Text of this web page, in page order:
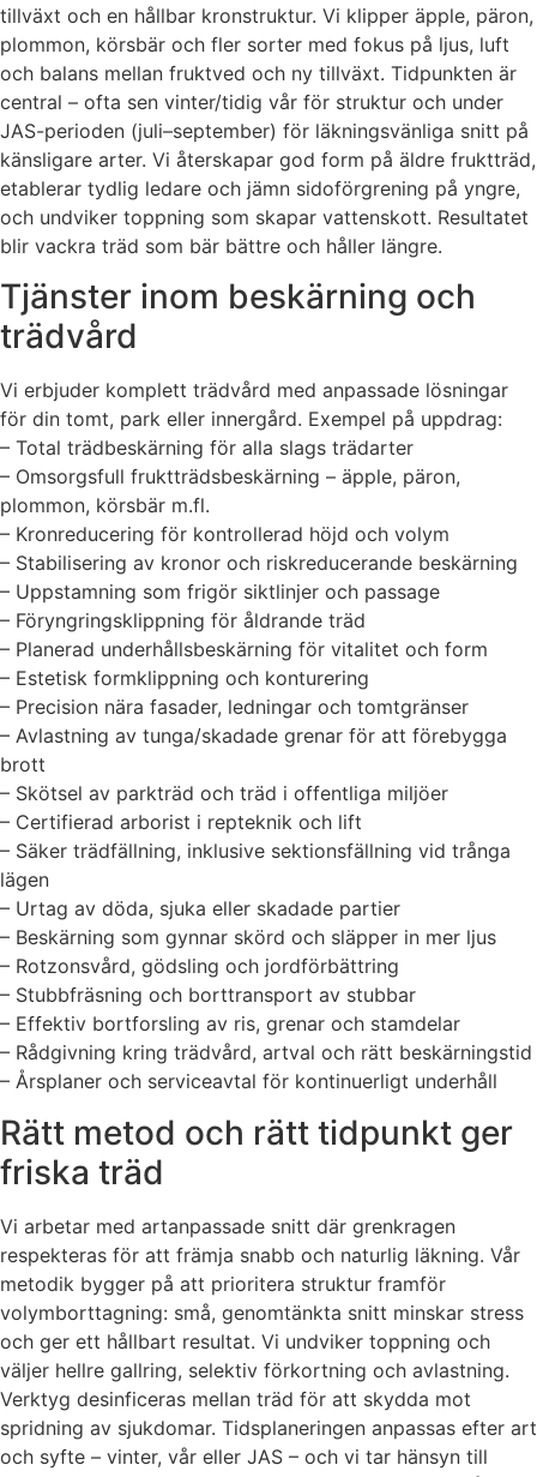
tillväxt och en hållbar kronstruktur. Vi klipper äpple, päron,
plommon, körsbär och fler sorter med fokus på ljus, luft
och balans mellan fruktved och ny tillväxt. Tidpunkten är
central – ofta sen vinter/tidig vår för struktur och under
JAS-perioden (juli–september) för läkningsvänliga snitt på
känsligare arter. Vi återskapar god form på äldre fruktträd,
etablerar tydlig ledare och jämn sidoförgrening på yngre,
och undviker toppning som skapar vattenskott. Resultatet
blir vackra träd som bär bättre och håller längre.
Tjänster inom beskärning och
trädvård
Vi erbjuder komplett trädvård med anpassade lösningar
för din tomt, park eller innergård. Exempel på uppdrag:
– Total trädbeskärning för alla slags trädarter
– Omsorgsfull fruktträdsbeskärning – äpple, päron,
plommon, körsbär m.fl.
– Kronreducering för kontrollerad höjd och volym
– Stabilisering av kronor och riskreducerande beskärning
– Uppstamning som frigör siktlinjer och passage
– Föryngringsklippning för åldrande träd
– Planerad underhållsbeskärning för vitalitet och form
– Estetisk formklippning och konturering
– Precision nära fasader, ledningar och tomtgränser
– Avlastning av tunga/skadade grenar för att förebygga
brott
– Skötsel av parkträd och träd i offentliga miljöer
– Certifierad arborist i repteknik och lift
– Säker trädfällning, inklusive sektionsfällning vid trånga
lägen
– Urtag av döda, sjuka eller skadade partier
– Beskärning som gynnar skörd och släpper in mer ljus
– Rotzonsvård, gödsling och jordförbättring
– Stubbfräsning och borttransport av stubbar
– Effektiv bortforsling av ris, grenar och stamdelar
– Rådgivning kring trädvård, artval och rätt beskärningstid
– Årsplaner och serviceavtal för kontinuerligt underhåll
Rätt metod och rätt tidpunkt ger
friska träd
Vi arbetar med artanpassade snitt där grenkragen
respekteras för att främja snabb och naturlig läkning. Vår
metodik bygger på att prioritera struktur framför
volymborttagning: små, genomtänkta snitt minskar stress
och ger ett hållbart resultat. Vi undviker toppning och
väljer hellre gallring, selektiv förkortning och avlastning.
Verktyg desinficeras mellan träd för att skydda mot
spridning av sjukdomar. Tidsplaneringen anpassas efter art
och syfte – vinter, vår eller JAS – och vi tar hänsyn till